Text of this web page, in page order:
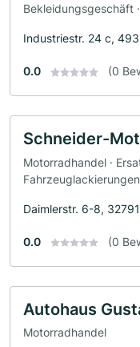
Bekleidungsgeschäft
Industriestr. 24 c,
0.0 (0
Schneider-
Motorradhandel ·
Daimlerstr. 6-8,
0.0 (0
Autohaus
Motorradhandel